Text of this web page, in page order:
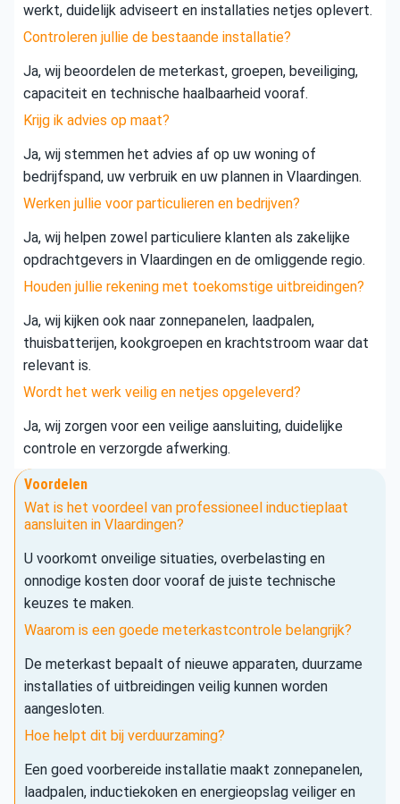
werkt, duidelijk adviseert en installaties netjes oplevert.
Controleren jullie de bestaande installatie?
Ja, wij beoordelen de meterkast, groepen, beveiliging,
capaciteit en technische haalbaarheid vooraf.
Krijg ik advies op maat?
Ja, wij stemmen het advies af op uw woning of
bedrijfspand, uw verbruik en uw plannen in Vlaardingen.
Werken jullie voor particulieren en bedrijven?
Ja, wij helpen zowel particuliere klanten als zakelijke
opdrachtgevers in Vlaardingen en de omliggende regio.
Houden jullie rekening met toekomstige uitbreidingen?
Ja, wij kijken ook naar zonnepanelen, laadpalen,
thuisbatterijen, kookgroepen en krachtstroom waar dat
relevant is.
Wordt het werk veilig en netjes opgeleverd?
Ja, wij zorgen voor een veilige aansluiting, duidelijke
controle en verzorgde afwerking.
Voordelen
Wat is het voordeel van professioneel inductieplaat
aansluiten in Vlaardingen?
U voorkomt onveilige situaties, overbelasting en
onnodige kosten door vooraf de juiste technische
keuzes te maken.
Waarom is een goede meterkastcontrole belangrijk?
De meterkast bepaalt of nieuwe apparaten, duurzame
installaties of uitbreidingen veilig kunnen worden
aangesloten.
Hoe helpt dit bij verduurzaming?
Een goed voorbereide installatie maakt zonnepanelen,
laadpalen, inductiekoken en energieopslag veiliger en